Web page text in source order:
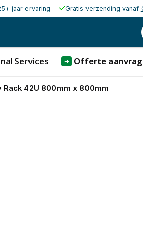
jaar ervaring Gratis verzending vanaf
Services ➜ Offerte
Rack 42U 800mm x 800mm